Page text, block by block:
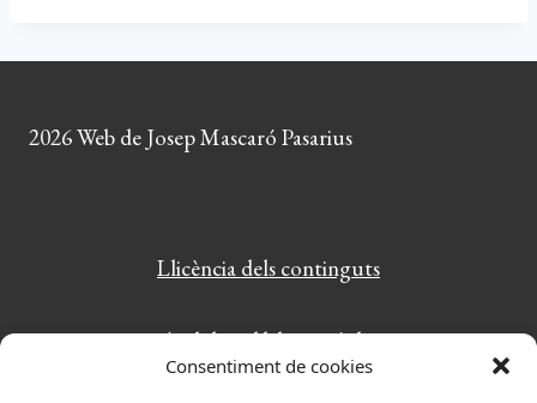
Consentiment de cookies
2026 Web de Josep Mascaró Pasarius
Llicència dels continguts
Amb la col·laboració de:
PlayWordy: el joc de paraules més divertit